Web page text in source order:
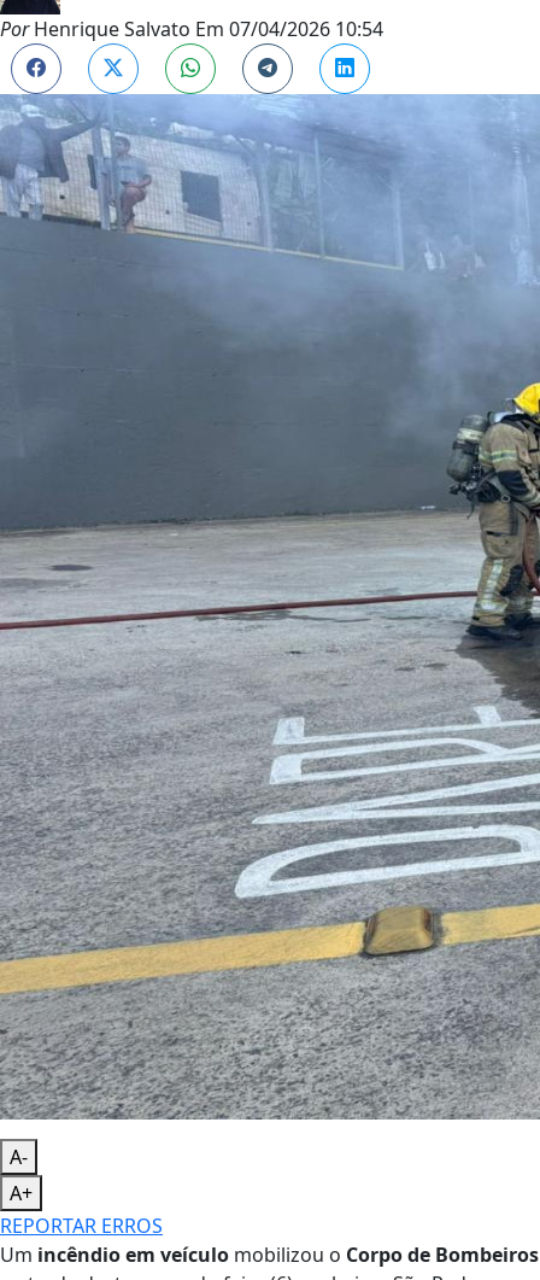
PorHenrique Salvato Em 07/04/2026 10:54
A-
A+
REPORTAR ERROS
Um incêndio em veículo mobilizou o Corpo de Bombeiros